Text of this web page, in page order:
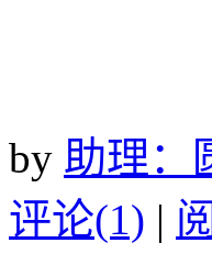
by 助理：
评论(1) |